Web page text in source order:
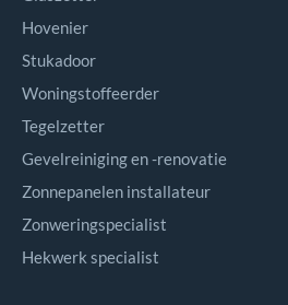
Hovenier
Stukadoor
Woningstoffeerder
Tegelzetter
Gevelreiniging en -renovatie
Zonnepanelen installateur
Zonweringspecialist
Hekwerk specialist